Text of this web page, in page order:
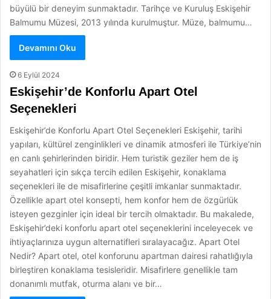
büyülü bir deneyim sunmaktadır. Tarihçe ve Kuruluş Eskişehir
Balmumu Müzesi, 2013 yılında kurulmuştur. Müze, balmumu…
Devamını Oku
6 Eylül 2024
Eskişehir’de Konforlu Apart Otel
Seçenekleri
Eskişehir’de Konforlu Apart Otel Seçenekleri Eskişehir, tarihi
yapıları, kültürel zenginlikleri ve dinamik atmosferi ile Türkiye’nin
en canlı şehirlerinden biridir. Hem turistik geziler hem de iş
seyahatleri için sıkça tercih edilen Eskişehir, konaklama
seçenekleri ile de misafirlerine çeşitli imkanlar sunmaktadır.
Özellikle apart otel konsepti, hem konfor hem de özgürlük
isteyen gezginler için ideal bir tercih olmaktadır. Bu makalede,
Eskişehir’deki konforlu apart otel seçeneklerini inceleyecek ve
ihtiyaçlarınıza uygun alternatifleri sıralayacağız. Apart Otel
Nedir? Apart otel, otel konforunu apartman dairesi rahatlığıyla
birleştiren konaklama tesisleridir. Misafirlere genellikle tam
donanımlı mutfak, oturma alanı ve bir…